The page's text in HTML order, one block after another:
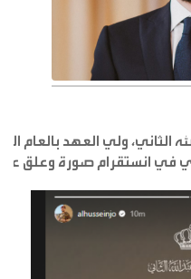
الثاني، ولي العهد بالعام
في انستقرام صورة وعلق